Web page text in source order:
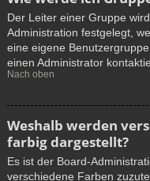
Der Leiter einer Gruppe
Administration festgelegt,
eine eigene
einen Administrator
Nach oben
Weshalb werden
farbig dargestellt?
Es ist der Board-
verschiedene Farben